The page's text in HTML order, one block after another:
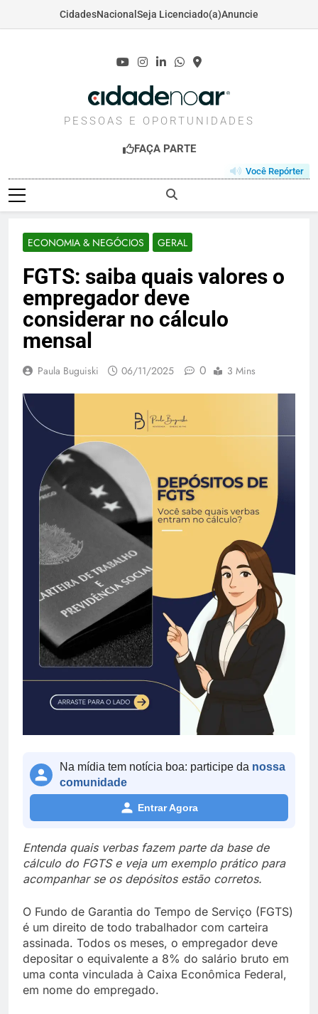
CidadesNacional Seja Licenciado(a)Anuncie
CIDADENOAR.COM
PESSOAS E OPORTUNIDADES
FAÇA PARTE
Você Repórter
ECONOMIA & NEGÓCIOS GERAL
FGTS: saiba quais valores o
empregador deve
considerar no cálculo
mensal
Paula Buguiski 06/11/2025 0 3 Mins
Na mídia tem notícia boa: participe da nossa
comunidade
Entrar Agora
Entenda quais verbas fazem parte da base de
cálculo do FGTS e veja um exemplo prático para
acompanhar se os depósitos estão corretos.
O Fundo de Garantia do Tempo de Serviço (FGTS)
é um direito de todo trabalhador com carteira
assinada. Todos os meses, o empregador deve
depositar o equivalente a 8% do salário bruto em
uma conta vinculada à Caixa Econômica Federal,
em nome do empregado.